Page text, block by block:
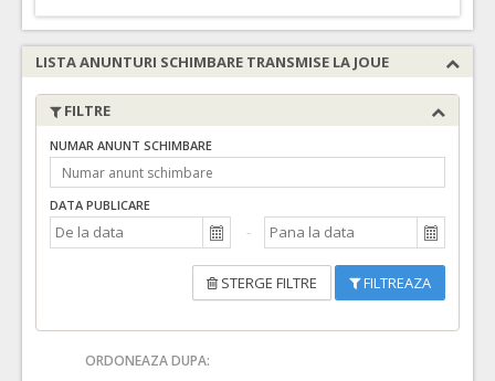
LISTA ANUNTURI SCHIMBARE TRANSMISE LA JOUE
FILTRE
NUMAR ANUNT SCHIMBARE
DATA PUBLICARE
STERGE FILTRE FILTREAZA
ORDONEAZA DUPA: